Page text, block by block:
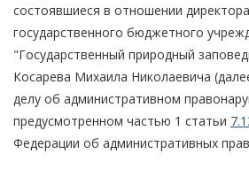
состоявшиеся в отношении
государственного бюджетного
"Государственный природный
Косарева Михаила Николаевича
делу об административном
предусмотренном частью 1 статьи
Федерации об административных